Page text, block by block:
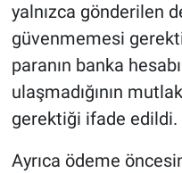
yalnızca gönderilen
güvenmemesi
paranın banka
ulaşmadığının
gerektiği ifade edildi.
Ayrıca ödeme